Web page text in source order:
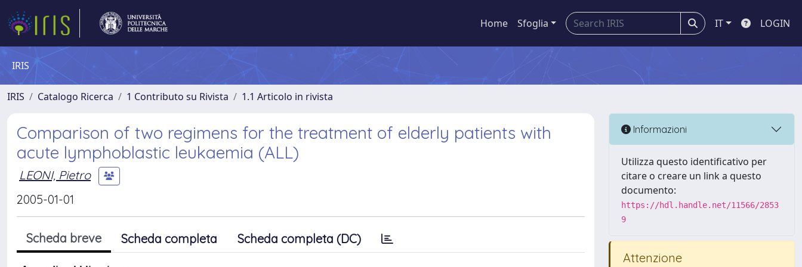
Home Sfoglia IT LOGIN
IRIS
IRIS Catalogo Ricerca 1 Contributo su Rivista 1.1 Articolo in rivista
Comparison of two regimens for the treatment of elderly patients with
acute lymphoblastic leukaemia (ALL)
LEONI, Pietro
2005-01-01
Scheda breve Scheda completa Scheda completa (DC)
Informazioni
Utilizza questo identificativo per
citare o creare un link a questo
documento:
https://hdl.handle.net/11566/2853
9
Attenzione